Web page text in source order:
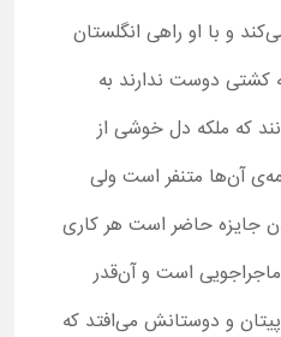
و با او راهی انگلستان
دوست ندارند به
که ملکه دل خوشی از
آن‌ها متنفر است ولی
جایزه حاضر است هر کاری
است و آن‌قدر
و دوستانش می‌افتد که